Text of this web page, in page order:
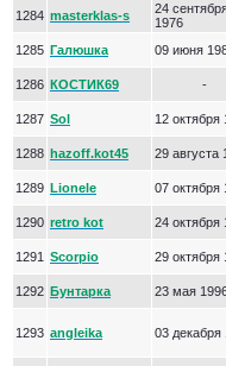
1284 masterklas-s
24
1976
1285 Галюшка 09 июня
1286 КОСТИК69 -
1287 Sol 12 октября
1288 hazoff.kot45 29 августа
1289 Lionele 07 октября
1290 retro kot 24 октября
1291 Scorpio 29 октября
1292 Бунтарка 23 мая
1293 angleika 03 декабря